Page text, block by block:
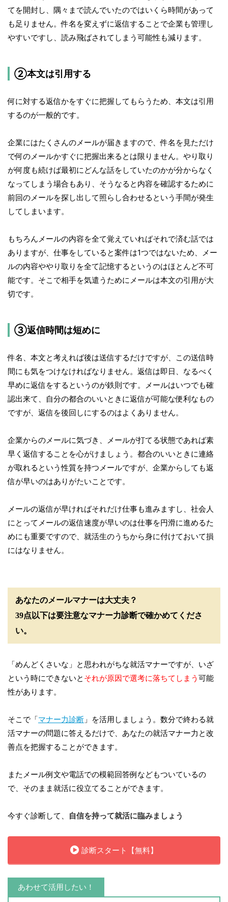
てを開封し、隅々まで読んでいたのではいくら時間があって
も足りません。件名を変えずに返信することで企業も管理し
やすいですし、読み飛ばされてしまう可能性も減ります。
②本文は引用する
何に対する返信かをすぐに把握してもらうため、本文は引用
するのが一般的です。
企業にはたくさんのメールが届きますので、件名を見ただけ
で何のメールかすぐに把握出来るとは限りません。やり取り
が何度も続けば最初にどんな話をしていたのかが分からなく
なってしまう場合もあり、そうなると内容を確認するために
前回のメールを探し出して照らし合わせるという手間が発生
してしまいます。
もちろんメールの内容を全て覚えていればそれで済む話では
ありますが、仕事をしていると案件は1つではないため、メー
ルの内容ややり取りを全て記憶するというのはほとんど不可
能です。そこで相手を気遣うためにメールは本文の引用が大
切です。
③返信時間は短めに
件名、本文と考えれば後は送信するだけですが、この送信時
間にも気をつけなければなりません。返信は即日、なるべく
早めに返信をするというのが鉄則です。メールはいつでも確
認出来て、自分の都合のいいときに返信が可能な便利なもの
ですが、返信を後回しにするのはよくありません。
企業からのメールに気づき、メールが打てる状態であれば素
早く返信することを心がけましょう。都合のいいときに連絡
が取れるという性質を持つメールですが、企業からしても返
信が早いのはありがたいことです。
メールの返信が早ければそれだけ仕事も進みますし、社会人
にとってメールの返信速度が早いのは仕事を円滑に進めるた
めにも重要ですので、就活生のうちから身に付けておいて損
にはなりません。
あなたのメールマナーは大丈夫？
39点以下は要注意なマナー力診断で確かめてくださ
い。
「めんどくさいな」と思われがちな就活マナーですが、いざ
という時にできないと それが原因で選考に落ちてしまう 可能
性があります。
そこで「マナー力診断 」を活用しましょう。数分で終わる就
活マナーの問題に答えるだけで、あなたの就活マナー力と改
善点を把握することができます。
またメール例文や電話での模範回答例などもついているの
で、そのまま就活に役立てることができます。
今すぐ診断して、 自信を持って就活に臨みましょう
診断スタート【無料】
あわせて活用したい！